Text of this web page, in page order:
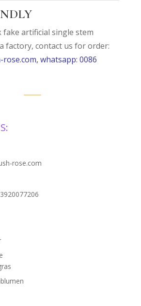
fake artificial single stem
factory, contact us for order:
whatsapp: 0086
rose.com